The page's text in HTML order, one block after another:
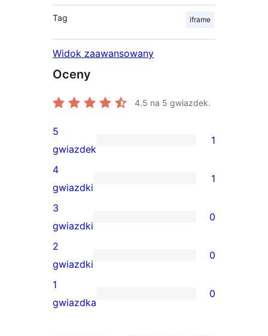
Tag iframe
Widok zaawansowany
Oceny
4.5 na 5 gwiazdek.
1
recenzja
5-
gwiazdkowa
5
gwiazdek
1
1
recenzja
4-
gwiazdkowa
4
gwiazdki
1
0
recenzji
3-
gwiazdkowych
3
gwiazdki
0
0
recenzji
2-
2
gwiazdki
0
0
1
gwiazdka
0